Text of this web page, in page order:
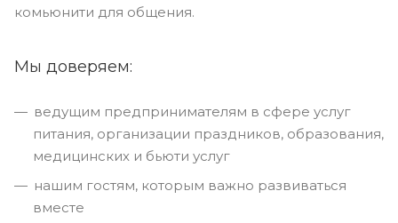
комьюнити для общения.
Мы доверяем:
ведущим предпринимателям в сфере услуг
питания, организации праздников, образования,
медицинских и бьюти услуг
нашим гостям, которым важно развиваться
вместе